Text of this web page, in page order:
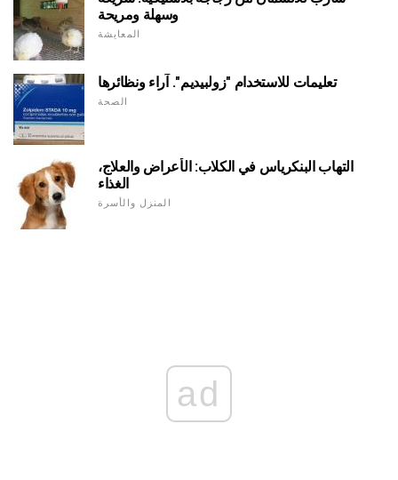
وسهلة ومريحة
المعايشة
تعليمات للاستخدام "زولبيديم". آراء ونظائرها
الصحة
التهاب البنكرياس في الكلاب: الأعراض والعلاج،
الغذاء
المنزل والأسرة
ad